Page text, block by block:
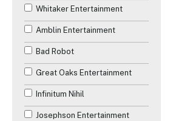
Whitaker Entertainment
Amblin Entertainment
Bad Robot
Great Oaks Entertainment
Infinitum Nihil
Josephson Entertainment